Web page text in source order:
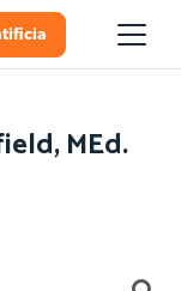
MEd.